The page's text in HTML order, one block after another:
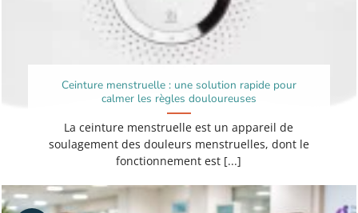
Ceinture menstruelle : une solution rapide pour
calmer les règles douloureuses
La ceinture menstruelle est un appareil de
soulagement des douleurs menstruelles, dont le
fonctionnement est [...]